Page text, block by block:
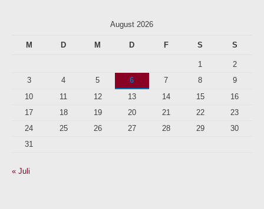
August 2026
M D M D F S S
1
2
3
4 5 6 7 8
9
10
11 12 13 14 15
16
17
18 19 20 21 22
23
24
25 26 27 28 29
30
31
« Juli